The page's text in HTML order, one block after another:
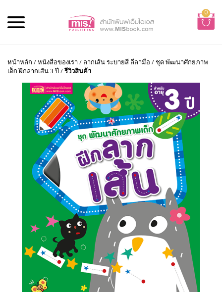
0
หน้าหลัก /หนังสือของเรา / ลากเส้น ระบายสี ลีลามือ /ชุด พัฒนาศักยภาพ
เด็ก ฝึกลากเส้น 3 ปี/รีวิวสินค้า